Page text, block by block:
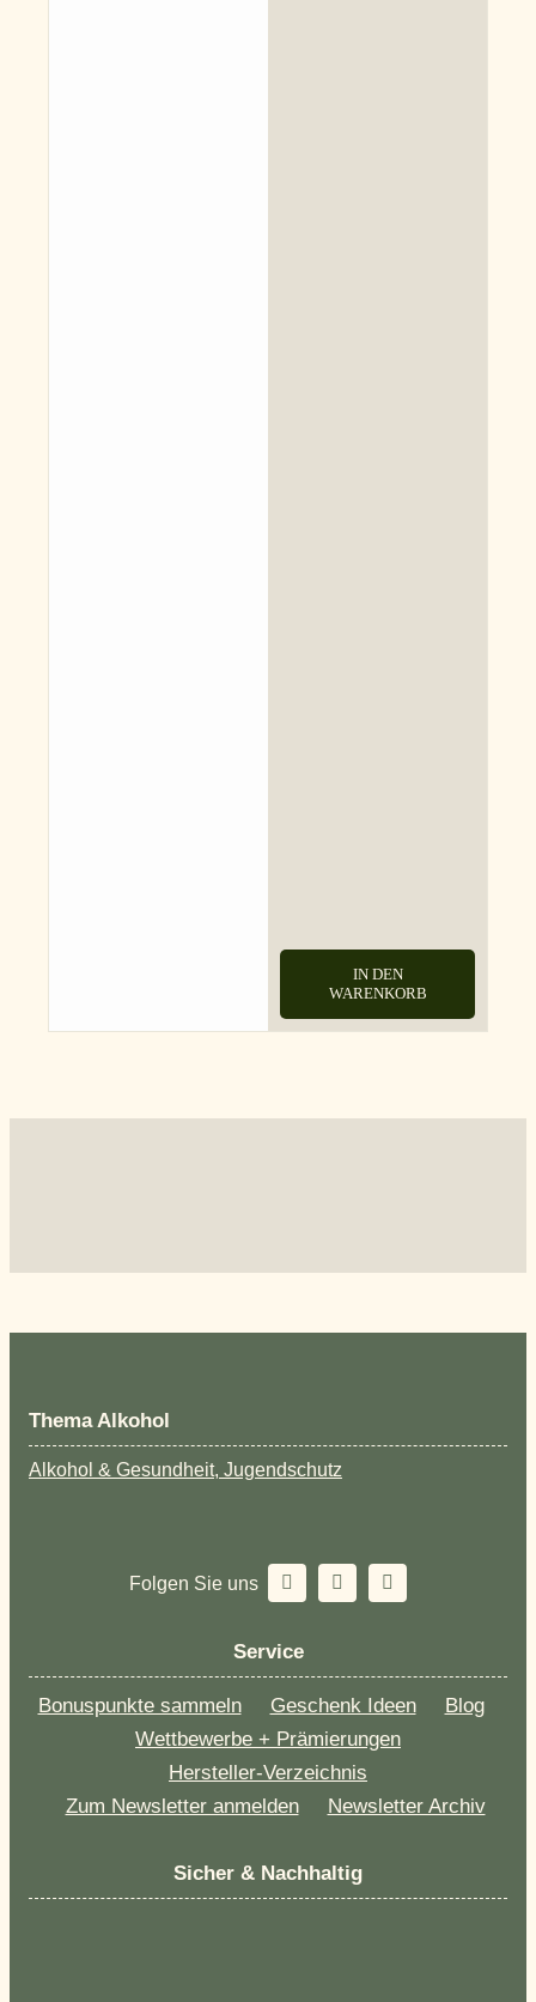
IN DEN
WARENKORB
Thema Alkohol
Alkohol & Gesundheit, Jugendschutz
Folgen Sie uns
Service
Bonuspunkte sammeln Geschenk Ideen
Blog
Wettbewerbe + Prämierungen
Hersteller-Verzeichnis
Zum Newsletter anmelden
Newsletter Archiv
Sicher & Nachhaltig